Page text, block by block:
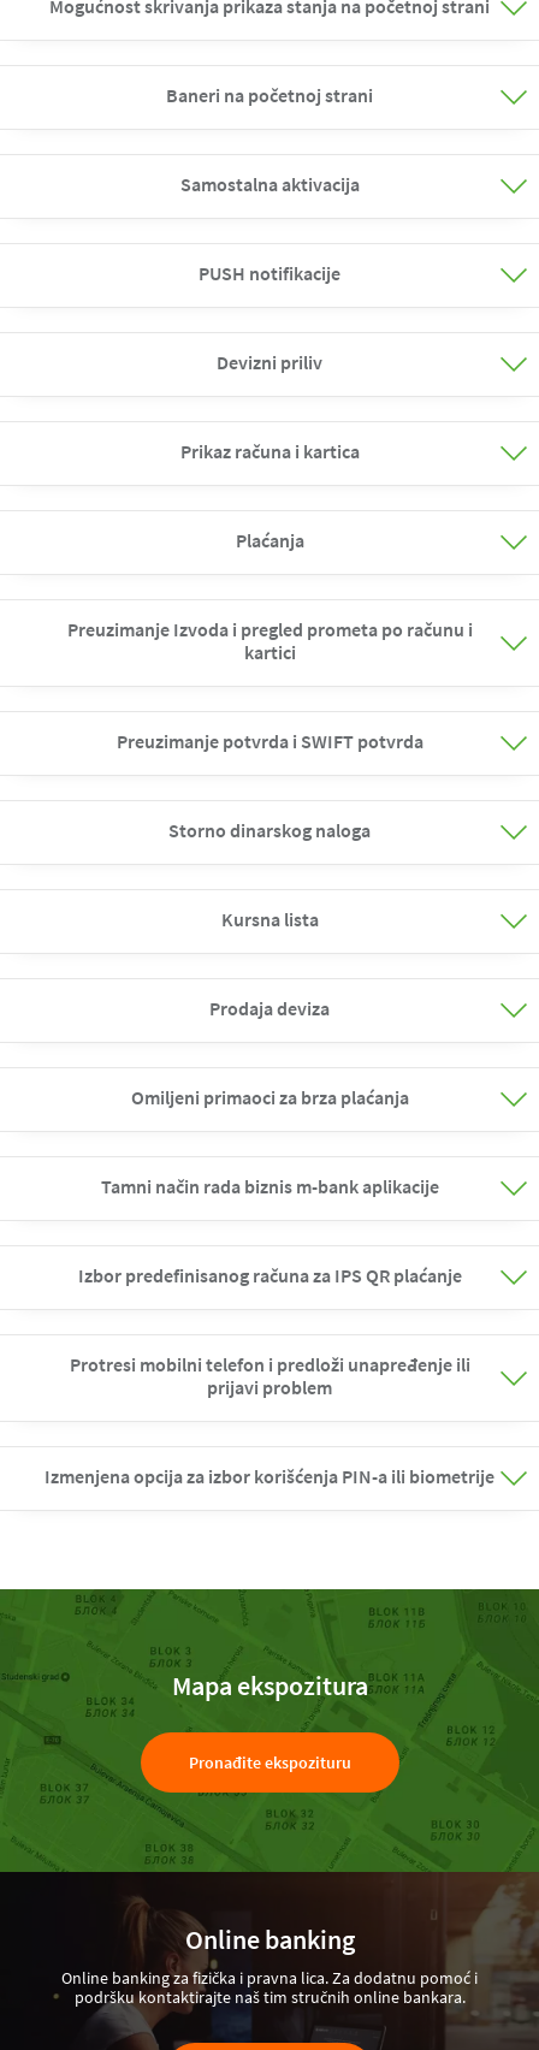
Mogućnost skrivanja prikaza stanja na početnoj strani
Baneri na početnoj strani
Samostalna aktivacija
PUSH notifikacije
Devizni priliv
Prikaz računa i kartica
Plaćanja
Preuzimanje Izvoda i pregled prometa po računu i
kartici
Preuzimanje potvrda i SWIFT potvrda
Storno dinarskog naloga
Kursna lista
Prodaja deviza
Omiljeni primaoci za brza plaćanja
Tamni način rada biznis m-bank aplikacije
Izbor predefinisanog računa za IPS QR plaćanje
Protresi mobilni telefon i predloži unapređenje ili
prijavi problem
Izmenjena opcija za izbor korišćenja PIN-a ili biometrije
Mapa ekspozitura
Pronađite ekspozituru
Online banking
Online banking za fizička i pravna lica. Za dodatnu pomoć i
podršku kontaktirajte naš tim stručnih online bankara.